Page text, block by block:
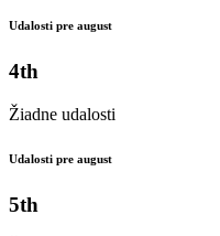
Udalosti pre august
4th
Žiadne udalosti
Udalosti pre august
5th